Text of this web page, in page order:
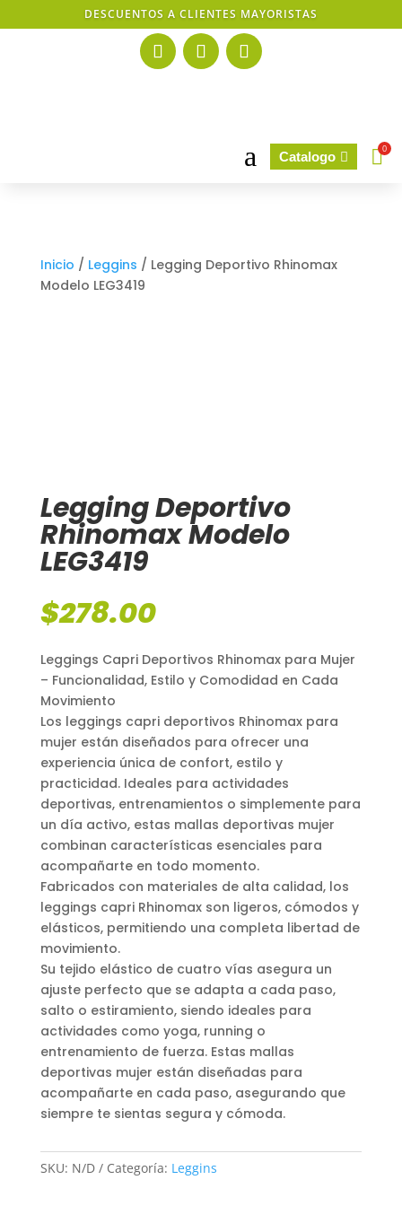
DESCUENTOS A CLIENTES MAYORISTAS
a Catalogo  0
Inicio / Leggins / Legging Deportivo Rhinomax
Modelo LEG3419
Legging Deportivo
Rhinomax Modelo
LEG3419
$278.00
Leggings Capri Deportivos Rhinomax para Mujer
– Funcionalidad, Estilo y Comodidad en Cada
Movimiento
Los leggings capri deportivos Rhinomax para
mujer están diseñados para ofrecer una
experiencia única de confort, estilo y
practicidad. Ideales para actividades
deportivas, entrenamientos o simplemente para
un día activo, estas mallas deportivas mujer
combinan características esenciales para
acompañarte en todo momento.
Fabricados con materiales de alta calidad, los
leggings capri Rhinomax son ligeros, cómodos y
elásticos, permitiendo una completa libertad de
movimiento.
Su tejido elástico de cuatro vías asegura un
ajuste perfecto que se adapta a cada paso,
salto o estiramiento, siendo ideales para
actividades como yoga, running o
entrenamiento de fuerza. Estas mallas
deportivas mujer están diseñadas para
acompañarte en cada paso, asegurando que
siempre te sientas segura y cómoda.
SKU: N/D Categoría: Leggins